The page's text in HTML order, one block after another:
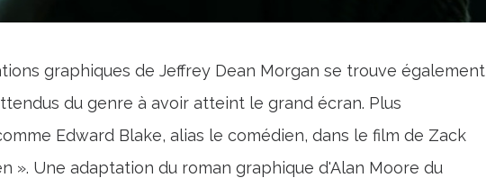
graphiques de Jeffrey Dean Morgan se trouve également
du genre à avoir atteint le grand écran. Plus
Edward Blake, alias le comédien, dans le film de Zack
». Une adaptation du roman graphique d'Alan Moore du